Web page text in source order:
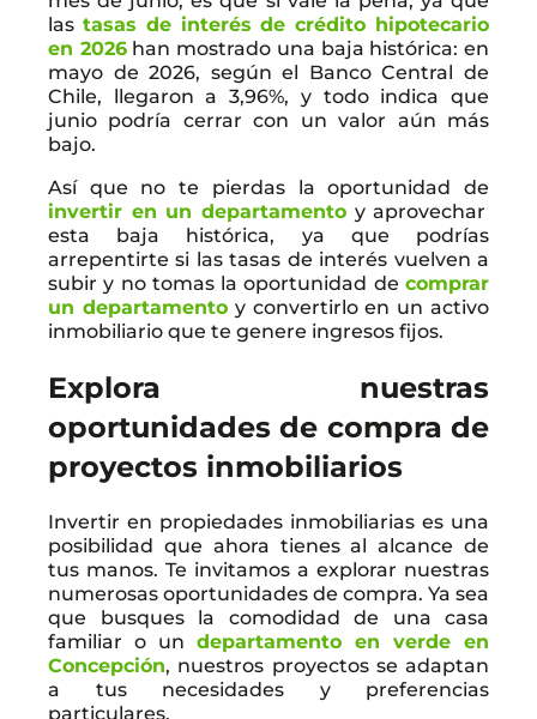
las tasas de interés de crédito hipotecario
en 2026han mostrado una baja histórica: en
mayo de 2026, según el Banco Central de
Chile, llegaron a 3,96%, y todo indica que
junio podría cerrar con un valor aún más
bajo.
Así que no te pierdas la oportunidad de
invertir en un departamento y aprovechar
esta baja histórica, ya que podrías
arrepentirte si las tasas de interés vuelven a
subir y no tomas la oportunidad de comprar
un departamentoy convertirlo en un activo
inmobiliario que te genere ingresos fijos.
Explora nuestras
oportunidades de compra de
proyectos inmobiliarios
Invertir en propiedades inmobiliarias es una
posibilidad que ahora tienes al alcance de
tus manos. Te invitamos a explorar nuestras
numerosas oportunidades de compra. Ya sea
que busques la comodidad de una casa
familiar o un departamento en verde en
Concepción, nuestros proyectos se adaptan
a tus necesidades y preferencias
particulares.